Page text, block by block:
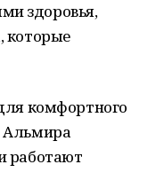
здоровья,
которые
комфортного
Альмира
работают